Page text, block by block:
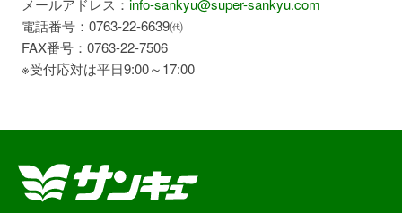
メールアドレス： info-sankyu@super-sankyu.com
電話番号：0763-22-6639㈹
FAX番号：0763-22-7506
※受付応対は平日9:00～17:00